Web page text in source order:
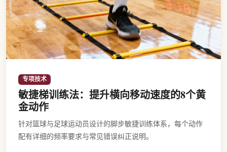
专项技术
敏捷梯训练法：提升横向移动速度的8个黄
金动作
针对篮球与足球运动员设计的脚步敏捷训练体系，每个动作
配有详细的频率要求与常见错误纠正说明。